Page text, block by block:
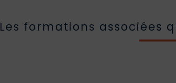
Les formations associées